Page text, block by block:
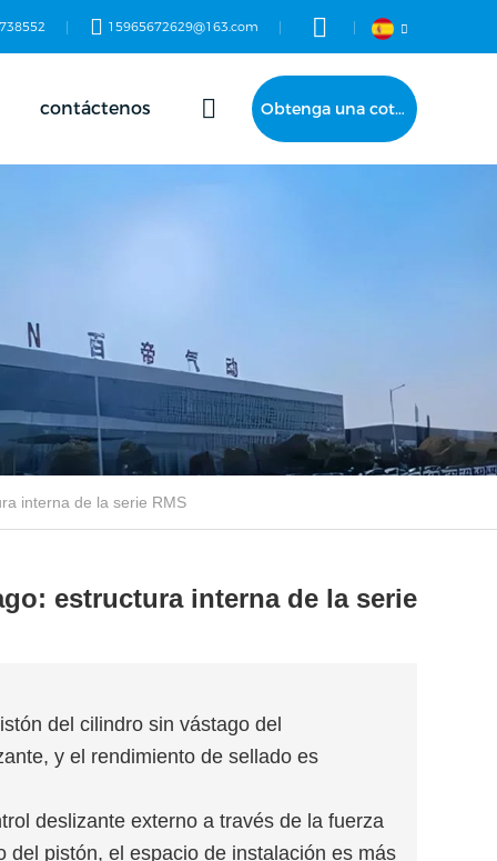
15965672629@163.com
contáctenos Obtenga una cotización
interna de la serie RMS
estructura interna de la serie
del cilindro sin vástago del
y el rendimiento de sellado es
deslizante externo a través de la fuerza
pistón, el espacio de instalación es más